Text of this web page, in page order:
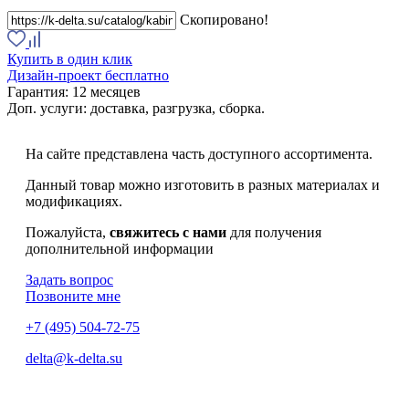
Скопировано!
Купить в один клик
Дизайн-проект бесплатно
Гарантия: 12 месяцев
Доп. услуги: доставка, разгрузка, сборка.
На сайте представлена часть доступного ассортимента.
Данный товар можно изготовить в разных материалах и
модификациях.
Пожалуйста, свяжитесь с нами для получения
дополнительной информации
Задать вопрос
Позвоните мне
+7 (495) 504-72-75
delta@k-delta.su